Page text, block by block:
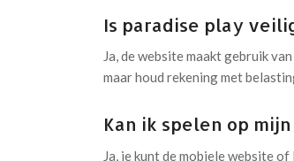
Is paradise play
Ja, de website maakt gebruik
maar houd rekening met
Kan ik spelen op
Ja, je kunt de mobiele website